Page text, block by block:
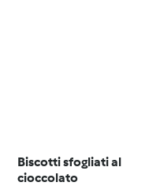
Biscotti sfogliati al
cioccolato